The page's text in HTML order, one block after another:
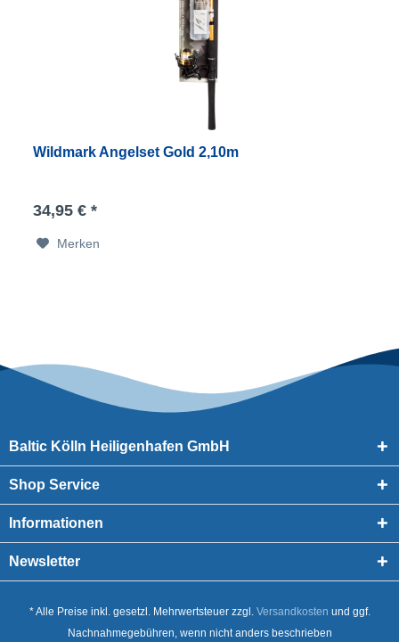
Wildmark Angelset Gold 2,10m
34,95 € *
Merken
Baltic Kölln Heiligenhafen GmbH
Shop Service
Informationen
Newsletter
* Alle Preise inkl. gesetzl. Mehrwertsteuer zzgl. Versandkosten und ggf.
Nachnahmegebühren, wenn nicht anders beschrieben